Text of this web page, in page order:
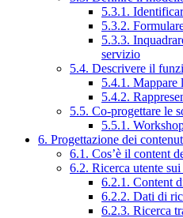
5.3.1.
5.3.2.
5.3.3.
servizio
5.4. Descrivere il
5.4.1. Mappare
5.4.2.
5.5. Co-progettare le
5.5.1.
6. Progettazione dei
6.1. Cos’è il content
6.2. Ricerca utente
6.2.1. Content
6.2.2. Dati di
6.2.3. Ricerca